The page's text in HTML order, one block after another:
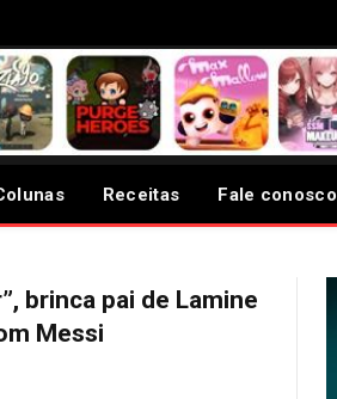
Receitas Fale conosco
brinca pai de Lamine
Messi